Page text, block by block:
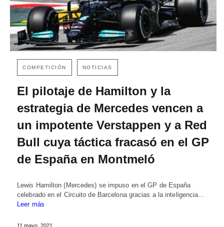
COMPETICIÓN NOTICIAS
El pilotaje de Hamilton y la
estrategia de Mercedes vencen a
un impotente Verstappen y a Red
Bull cuya táctica fracasó en el GP
de España en Montmeló
Lewis Hamilton (Mercedes) se impuso en el GP de España
celebrado en el Circuito de Barcelona gracias a la inteligencia…
Leer más
11 mayo, 2021